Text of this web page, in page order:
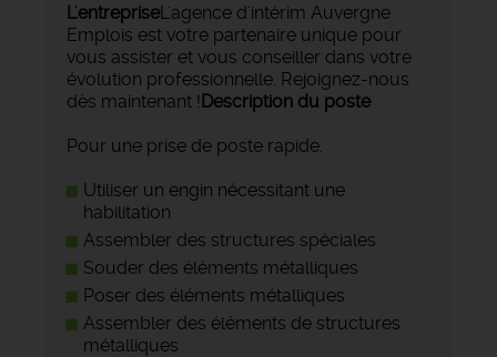
L'entrepriseL'agence d'intérim Auvergne
Emplois est votre partenaire unique pour
vous assister et vous conseiller dans votre
évolution professionnelle. Rejoignez-nous
dès maintenant ! Description du poste
Pour une prise de poste rapide.
Utiliser un engin nécessitant une
habilitation
Assembler des structures spéciales
Souder des éléments métalliques
Poser des éléments métalliques
Assembler des éléments de structures
métalliques